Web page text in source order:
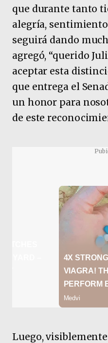
que durante tanto
alegría,
seguirá dando
agregó, “querido
aceptar esta
que entrega el
un honor para
de este
Luego,